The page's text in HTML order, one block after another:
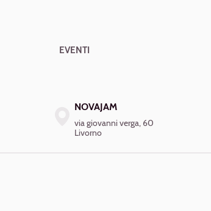
EVENTI
NOVAJAM
via giovanni verga, 60
Livorno